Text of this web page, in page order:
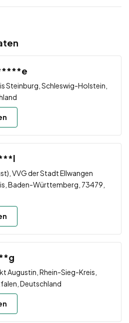
Steinburg, Schleswig-Holstein,
VVG der Stadt Ellwangen
Baden-Württemberg, 73479,
Augustin, Rhein-Sieg-Kreis,
Deutschland